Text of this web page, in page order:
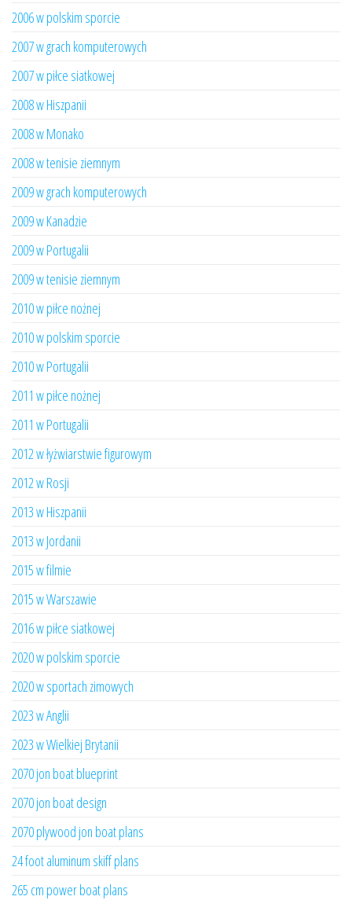
2006 w polskim sporcie
2007 w grach komputerowych
2007 w piłce siatkowej
2008 w Hiszpanii
2008 w Monako
2008 w tenisie ziemnym
2009 w grach komputerowych
2009 w Kanadzie
2009 w Portugalii
2009 w tenisie ziemnym
2010 w piłce nożnej
2010 w polskim sporcie
2010 w Portugalii
2011 w piłce nożnej
2011 w Portugalii
2012 w łyżwiarstwie figurowym
2012 w Rosji
2013 w Hiszpanii
2013 w Jordanii
2015 w filmie
2015 w Warszawie
2016 w piłce siatkowej
2020 w polskim sporcie
2020 w sportach zimowych
2023 w Anglii
2023 w Wielkiej Brytanii
2070 jon boat blueprint
2070 jon boat design
2070 plywood jon boat plans
24 foot aluminum skiff plans
265 cm power boat plans